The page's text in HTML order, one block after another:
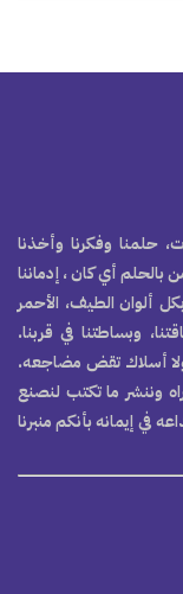
حلمنا وفكرنا وأخذنا
بالحلم أي كان ، إدماننا
ألوان الطيف، الأحمر
وبساطتنا في قربنا.
ولا أسلاك تقض مضاجعه.
وننشر ما تكتب لنصنع
في إيمانه بأنكم منبرنا